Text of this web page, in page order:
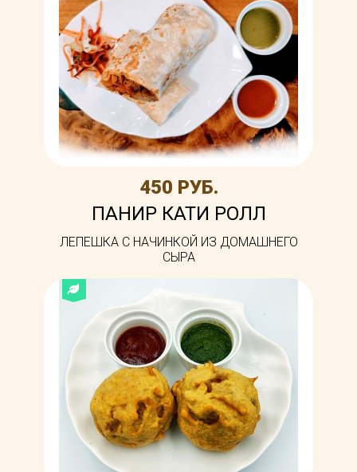
450 РУБ.
ПАНИР КАТИ РОЛЛ
ЛЕПЕШКА С НАЧИНКОЙ ИЗ ДОМАШНЕГО
СЫРА